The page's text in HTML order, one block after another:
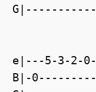
e|---5-3-2-
B|-